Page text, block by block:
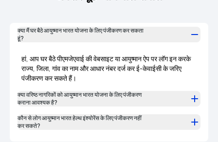
क्या मैं घर बैठे आयुष्मान भारत योजना के लिए पंजीकरण कर सकता
हूं?
हां, आप घर बैठे पीएमजेएवाई की वेबसाइट या आयुष्मान ऐप पर लॉग इन करके
राज्य, जिला, गांव का नाम और आधार नंबर दर्ज कर ई-केवाईसी के जरिए
पंजीकरण कर सकते हैं।
क्या वरिष्ठ नागरिकों को आयुष्मान भारत योजना के लिए पंजीकरण
कराना आवश्यक है?
कौन से लोग आयुष्मान भारत हेल्थ इंश्योरेंस के लिए पंजीकरण नहीं
कर सकते?